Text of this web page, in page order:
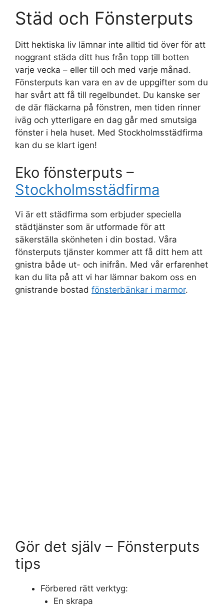
Städ och Fönsterputs
Ditt hektiska liv lämnar inte alltid tid över för att
noggrant städa ditt hus från topp till botten
varje vecka – eller till och med varje månad.
Fönsterputs kan vara en av de uppgifter som du
har svårt att få till regelbundet. Du kanske ser
de där fläckarna på fönstren, men tiden rinner
iväg och ytterligare en dag går med smutsiga
fönster i hela huset. Med Stockholmsstädfirma
kan du se klart igen!
Eko fönsterputs –
Stockholmsstädfirma
Vi är ett städfirma som erbjuder speciella
städtjänster som är utformade för att
säkerställa skönheten i din bostad. Våra
fönsterputs tjänster kommer att få ditt hem att
gnistra både ut- och inifrån. Med vår erfarenhet
kan du lita på att vi har lämnar bakom oss en
gnistrande bostad fönsterbänkar i marmor.
Gör det själv – Fönsterputs
tips
Förbered rätt verktyg:
En skrapa